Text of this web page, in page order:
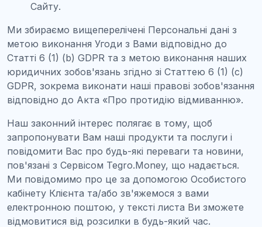
Сайту.
Ми збираємо вищеперелічені Персональні дані з
метою виконання Угоди з Вами відповідно до
Статті 6 (1) (b) GDPR та з метою виконання наших
юридичних зобов'язань згідно зі Статтею 6 (1) (c)
GDPR, зокрема виконати наші правові зобов'язання
відповідно до Акта «Про протидію відмиванню».
Наш законний інтерес полягає в тому, щоб
запропонувати Вам наші продукти та послуги і
повідомити Вас про будь-які переваги та новини,
пов'язані з Сервісом Tegro.Money, що надається.
Ми повідомимо про це за допомогою Особистого
кабінету Клієнта та/або зв'яжемося з вами
електронною поштою, у тексті листа Ви зможете
відмовитися від розсилки в будь-який час.